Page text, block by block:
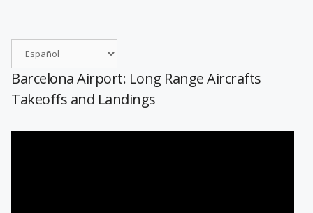
Barcelona Airport: Long Range Aircrafts
Takeoffs and Landings